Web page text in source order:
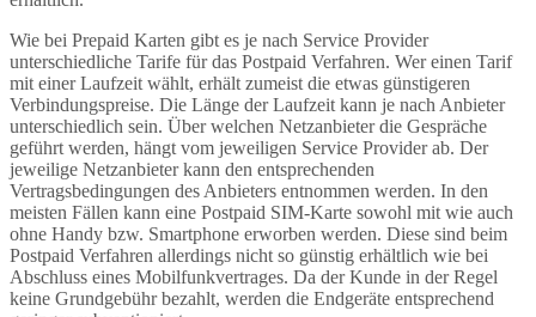
Wie bei Prepaid Karten gibt es je nach Service Provider
unterschiedliche Tarife für das Postpaid Verfahren. Wer einen Tarif
mit einer Laufzeit wählt, erhält zumeist die etwas günstigeren
Verbindungspreise. Die Länge der Laufzeit kann je nach Anbieter
unterschiedlich sein. Über welchen Netzanbieter die Gespräche
geführt werden, hängt vom jeweiligen Service Provider ab. Der
jeweilige Netzanbieter kann den entsprechenden
Vertragsbedingungen des Anbieters entnommen werden. In den
meisten Fällen kann eine Postpaid SIM-Karte sowohl mit wie auch
ohne Handy bzw. Smartphone erworben werden. Diese sind beim
Postpaid Verfahren allerdings nicht so günstig erhältlich wie bei
Abschluss eines Mobilfunkvertrages. Da der Kunde in der Regel
keine Grundgebühr bezahlt, werden die Endgeräte entsprechend